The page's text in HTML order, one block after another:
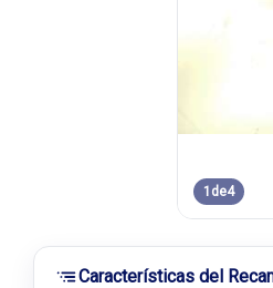
1 de4
Características del